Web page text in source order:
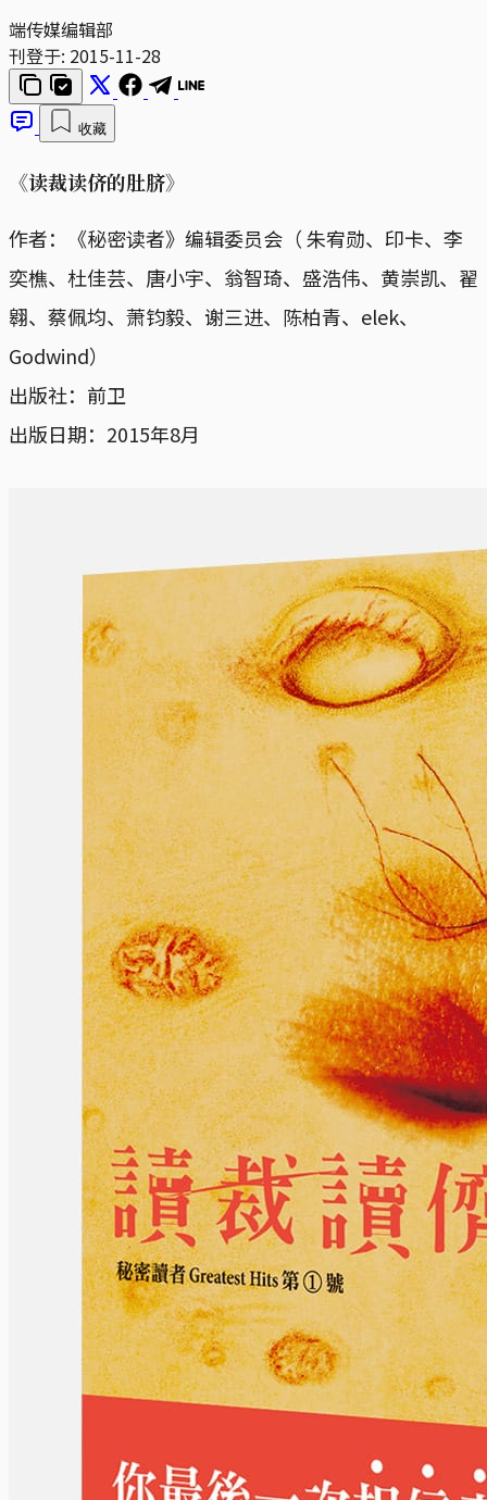
端传媒编辑部
刊登于: 2015-11-28
收藏
《读裁读侪的肚脐》
作者：《秘密读者》编辑委员会（ 朱宥勋、印卡、李
奕樵、杜佳芸、唐小宇、翁智琦、盛浩伟、黄崇凯、翟
翱、蔡佩均、萧钧毅、谢三进、陈柏青、elek、
Godwind）
出版社：前卫
出版日期：2015年8月